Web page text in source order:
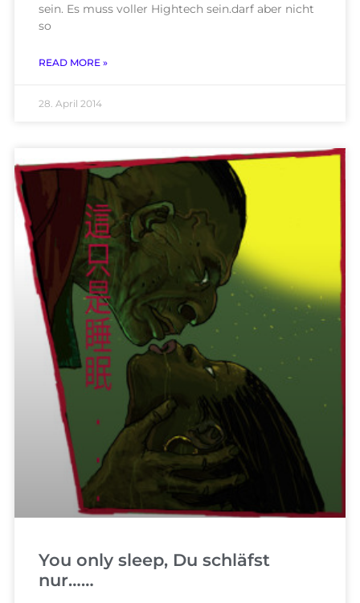
sein. Es muss voller Hightech sein.darf aber nicht
so
READ MORE »
28. April 2014
You only sleep, Du schläfst
nur……